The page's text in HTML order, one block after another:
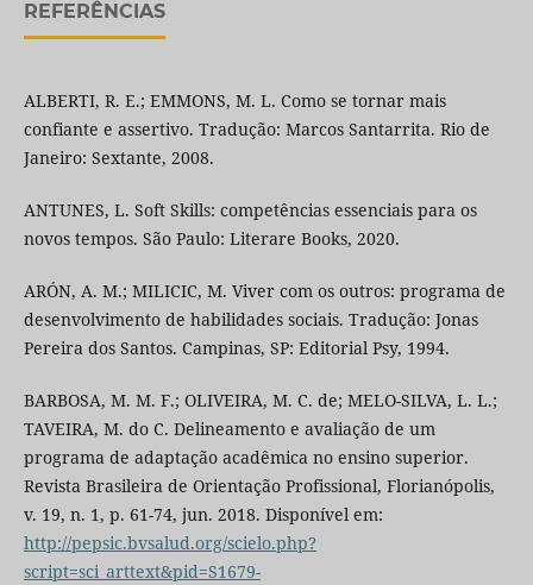
REFERÊNCIAS
ALBERTI, R. E.; EMMONS, M. L. Como se tornar mais
confiante e assertivo. Tradução: Marcos Santarrita. Rio de
Janeiro: Sextante, 2008.
ANTUNES, L. Soft Skills: competências essenciais para os
novos tempos. São Paulo: Literare Books, 2020.
ARÓN, A. M.; MILICIC, M. Viver com os outros: programa de
desenvolvimento de habilidades sociais. Tradução: Jonas
Pereira dos Santos. Campinas, SP: Editorial Psy, 1994.
BARBOSA, M. M. F.; OLIVEIRA, M. C. de; MELO-SILVA, L. L.;
TAVEIRA, M. do C. Delineamento e avaliação de um
programa de adaptação acadêmica no ensino superior.
Revista Brasileira de Orientação Profissional, Florianópolis,
v. 19, n. 1, p. 61-74, jun. 2018. Disponível em:
http://pepsic.bvsalud.org/scielo.php?
script=sci_arttext&pid=S1679-